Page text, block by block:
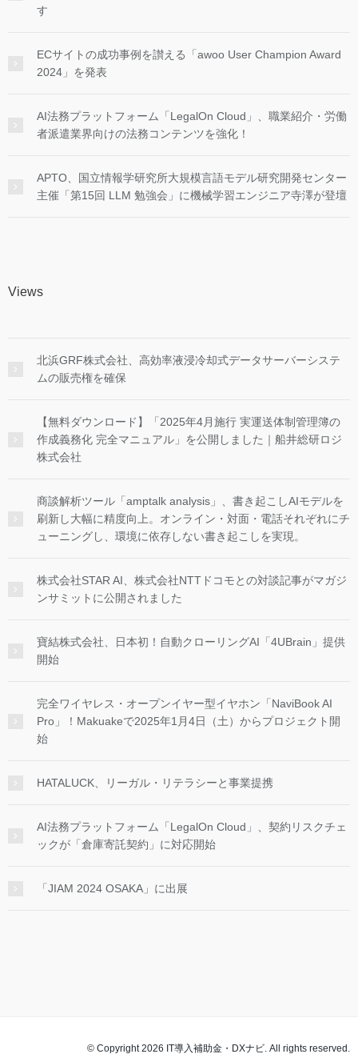
す
ECサイトの成功事例を讃える「awoo User Champion Award
2024」を発表
AI法務プラットフォーム「LegalOn Cloud」、職業紹介・労働
者派遣業界向けの法務コンテンツを強化！
APTO、国立情報学研究所大規模言語モデル研究開発センター
主催「第15回 LLM 勉強会」に機械学習エンジニア寺澤が登壇
Views
北浜GRF株式会社、高効率液浸冷却式データサーバーシステ
ムの販売権を確保
【無料ダウンロード】「2025年4月施行 実運送体制管理簿の
作成義務化 完全マニュアル」を公開しました｜船井総研ロジ
株式会社
商談解析ツール「amptalk analysis」、書き起こしAIモデルを
刷新し大幅に精度向上。オンライン・対面・電話それぞれにチ
ューニングし、環境に依存しない書き起こしを実現。
株式会社STAR AI、株式会社NTTドコモとの対談記事がマガジ
ンサミットに公開されました
寶結株式会社、日本初！自動クローリングAI「4UBrain」提供
開始
完全ワイヤレス・オープンイヤー型イヤホン「NaviBook AI
Pro」！Makuakeで2025年1月4日（土）からプロジェクト開
始
HATALUCK、リーガル・リテラシーと事業提携
AI法務プラットフォーム「LegalOn Cloud」、契約リスクチェ
ックが「倉庫寄託契約」に対応開始
「JIAM 2024 OSAKA」に出展
© Copyright 2026 IT導入補助金・DXナビ. All rights reserved.